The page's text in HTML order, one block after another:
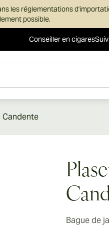
les réglementations
possible.
Conseiller en cigares
Candente
Bague de